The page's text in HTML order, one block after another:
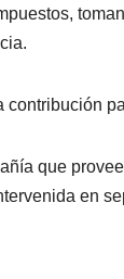
contribución
que
en